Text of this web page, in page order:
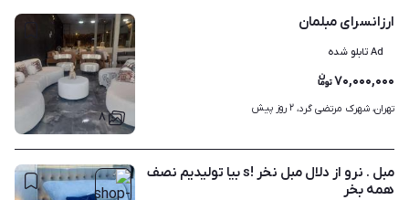
۸
ارزانسرای مبلمان
Ad تابلو شده
۷۰,۰۰۰,۰۰۰
تهران، شهرک مرتضی گرد، ۲ روز پیش
مبل . نرو از دلال مبل نخر !s بیا تولیدیم نصف
همه بخر